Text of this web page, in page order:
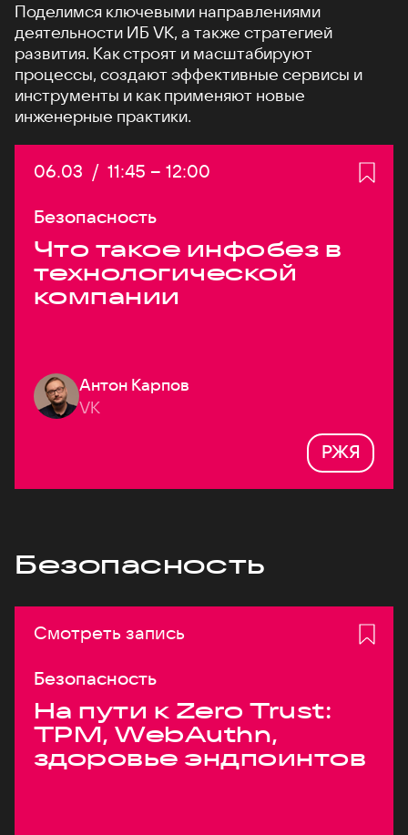
Поделимся ключевыми направлениями
деятельности ИБ VK, а также стратегией
развития. Как строят и масштабируют
процессы, создают эффективные сервисы и
инструменты и как применяют новые
инженерные практики.
Дата:
06.03 / Начало:
11:45 – Конец:
12:00
Безопасность
Что такое инфобез в
технологической
компании
Антон Карпов
VK
РЖЯ
Безопасность
Смотреть запись
Безопасность
На пути к Zero Trust:
TPM, WebAuthn,
здоровье эндпоинтов